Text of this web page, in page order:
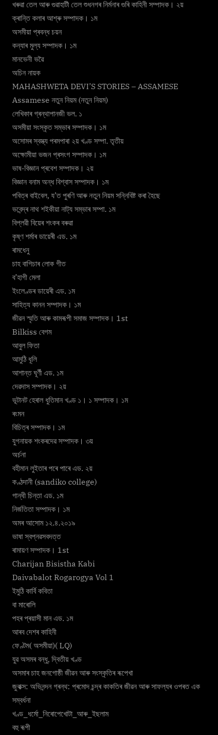
খৰুৱা তেল আৰু গুৱাহাটী তেল শুধনগৰ নিৰ্মনাৰ গুৰি কাহিনী সম্পাদক। ২য়
ক্ৰান্তি কলাৰ আশ্ৰু সম্পাদক। ১ম
অসমীয়া প্ৰবন্ধ চয়ন
কন্যাৰ মুল্য সম্পাদক। ১ম
মানভেনী ভৱৈ
অচিন নায়ক
MAHASHWETA DEVI’S STORIES – ASSAMESE
Assamese নতুন নিয়ম (নতুন নিয়ম)
লেখিকাৰ গ্ৰন্থাপানজী ভল. ১
অসমীয়া সংস্কৃত সম্ভাৰ সম্পাদক। ১ম
অসোমৰ স্বস্ত্য পৰমপাৰা ২য় খণ্ড সম্পা. তৃতীয়
অক্ষোমীয়া ভজন প্ৰসংগ সম্পাদক। ১ম
ভাষ-বিজ্ঞান প্ৰবেশ সম্পাদক। ২য়
বিজ্ঞান বনাম অন্ধ বিশ্বাস সম্পাদক। ১ম
পবিত্ৰ বাইবেল, য’ত পুৰণি আৰু নতুন নিয়ম সন্নিবিষ্ট কৰা হৈছে
ভবেন্দ্ৰ নাথ শইকীয়া নাট্য সম্ভাৰ সম্পা. ১ম
বিপ্লৱী বিয়েৰ শংকৰ বৰুৱা
কৃষ্ণ শৰ্মাৰ ডায়েৰী এড. ১ম
ৰামধেনু
চাহ বাগিচাৰ লোক গীত
ব’হাগী মেলা
ইংলেণ্ডৰ ডায়েৰী এড. ১ম
সাহিত্য কানন সম্পাদক। ১ম
জীৱন স্মৃতি আৰু কামৰূপী সমাজ সম্পাদক। 1st
Bilkiss বেগম
আবুল ফিতা
আমুঠি ধূলি
আশান্ত ঘূৰ্ণী এড. ১ম
দেৱদাস সম্পাদক। ২য়
ভূটানট হেৰাল ধুতিমান খণ্ড ১। ১ সম্পাদক। ১ম
ৰংমন
বিচিত্ৰ সম্পাদক। ১ম
যুগনায়ক শংকৰদেৱ সম্পাদক। ৩য়
অৰ্চনা
বহীমান লুইতাৰ পৰে পাৰে এড. ২য়
কণ্ঠদানী (sandiko college)
গান্ধী চিন্তা এড. ১ম
নিৰ্জতিতা সম্পাদক। ১ম
অমৰ আসোম ১২.৪.২০১৯
ভাষা স্বপ্নৱসবদত্ত
ৰামায়ণ সম্পাদক। 1st
Charijan Bisistha Kabi
Daivabalot Rogarogya Vol 1
ইমুঠি কাৰ্বি কবিতা
বা মাৰোলি
পহৰ প্ৰয়াসী মান এড. ১ম
আৰব দেশৰ কাহিনী
ফেণ্টম( অসমীয়া)( LQ)
যুৱ অসমৰ বন্ধু, দ্বিতীয় খণ্ড
অসমাৰ চাহ জনগোষ্ঠী জীৱন আৰু সংস্কৃতিৰ ৰূপেখা
জুবাক্স: অভিনন্দন গ্ৰন্থ: প্ৰমোদ চন্দ্ৰ কাকতিৰ জীৱন আৰু সাফল্যৰ ওপৰত এক
সম্বৰ্ধনা
খণ্ড_ধৰ্মো_নিৰোপেখোটা_আৰু_ইছলাম
বহু ৰূপী